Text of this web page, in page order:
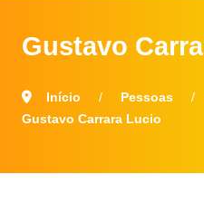
Gustavo
Início Pessoas
Gustavo Carrara Lucio